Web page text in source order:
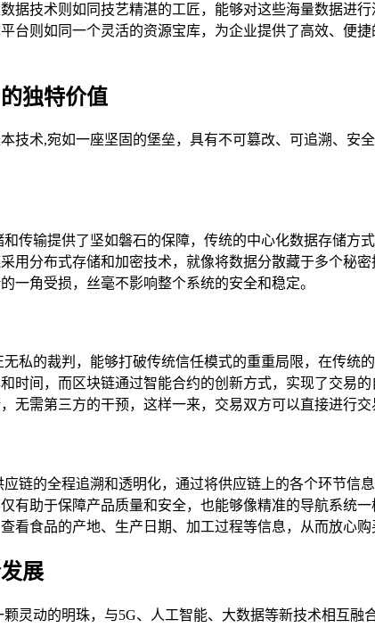
据技术则如同技艺精湛的工匠，能够对这些海量数据进
台则如同一个灵活的资源宝库，为企业提供了高效、便
独特价值
技术,宛如一座坚固的堡垒，具有不可篡改、可追溯、
传输提供了坚如磐石的保障，传统的中心化数据存储
用分布式存储和加密技术，就像将数据分散藏于多个秘
一角受损，丝毫不影响整个系统的安全和稳定。
私的裁判，能够打破传统信任模式的重重局限，在传
时间，而区块链通过智能合约的创新方式，实现了交易
无需第三方的干预，这样一来，交易双方可以直接进行
链的全程追溯和透明化，通过将供应链上的各个环节
有助于保障产品质量和安全，也能够像精准的导航系统
看食品的产地、生产日期、加工过程等信息，从而放心购
展
灵动的明珠，与5G、人工智能、大数据等新技术相互融